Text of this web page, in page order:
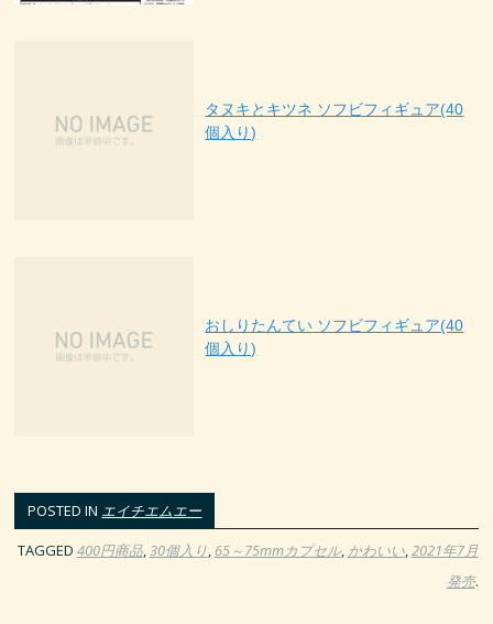
タヌキとキツネ ソフビフィギュア(40
個入り)
おしりたんてい ソフビフィギュア(40
個入り)
POSTED IN エイチエムエー
TAGGED 400円商品,30個入り, 65～75mmカプセル, かわいい,2021年7月
発売.